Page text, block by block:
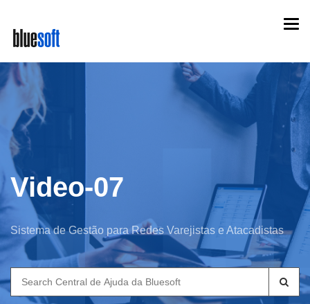
main
content
Video-07
Sistema de Gestão para Redes Varejistas e Atacadistas
Search
for: